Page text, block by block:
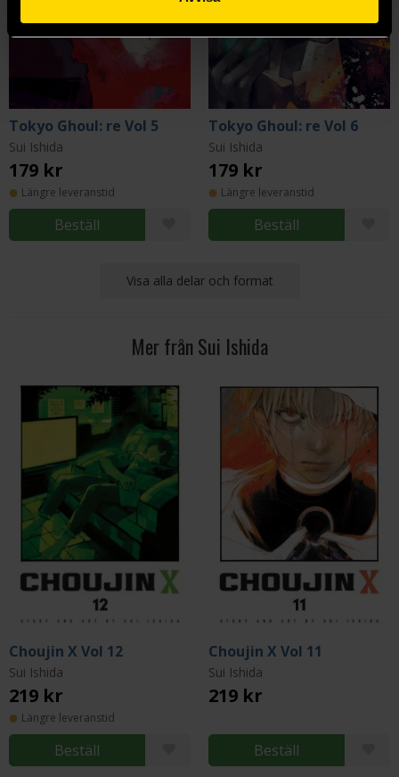
Tokyo Ghoul: re Vol 5
Sui Ishida
179 kr
Längre leveranstid
Beställ
Tokyo Ghoul: re Vol 6
Sui Ishida
179 kr
Längre leveranstid
Beställ
Visa alla delar och format
Mer från Sui Ishida
Choujin X Vol 12
Sui Ishida
219 kr
Längre leveranstid
Beställ
Choujin X Vol 11
Sui Ishida
219 kr
Beställ